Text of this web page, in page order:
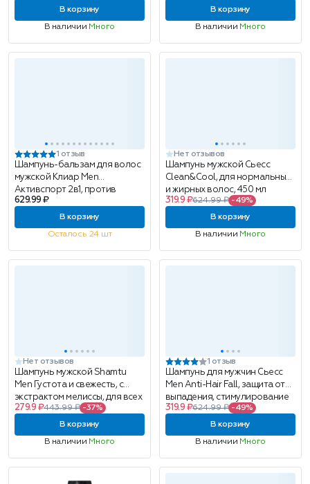
В корзину
В наличии Много
В корзину
В наличии Много
1 отзыв
Шампунь-бальзам для волос
мужской Клиар Men
Активспорт 2в1, против
перхоти, 400 мл
629.99 ₽
В корзину
Осталось 24 шт
Нет отзывов
Шампунь мужской Сьесс
Clean&Cool, для нормальных
и жирных волос, 450 мл
319.9 ₽624.99 ₽ -49%
В корзину
В наличии Много
Нет отзывов
Шампунь мужской Shamtu
Men Густота и свежесть, с
экстрактом мелиссы, для всех
типов волос, 500мл
279.9 ₽443.99 ₽ -37%
В корзину
В наличии Много
1 отзыв
Шампунь для мужчин Сьесс
Men Anti-Hair Fall, защита от
выпадения, стимулирование
корней, 450мл
319.9 ₽624.99 ₽ -49%
В корзину
В наличии Много